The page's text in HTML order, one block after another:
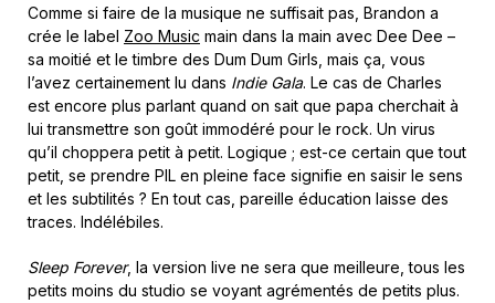
Comme si faire de la musique ne suffisait pas, Brandon a
crée le label Zoo Music main dans la main avec Dee Dee –
sa moitié et le timbre des Dum Dum Girls, mais ça, vous
l’avez certainement lu dans Indie Gala. Le cas de Charles
est encore plus parlant quand on sait que papa cherchait à
lui transmettre son goût immodéré pour le rock. Un virus
qu’il choppera petit à petit. Logique ; est-ce certain que tout
petit, se prendre PIL en pleine face signifie en saisir le sens
et les subtilités ? En tout cas, pareille éducation laisse des
traces. Indélébiles.
Sleep Forever, la version live ne sera que meilleure, tous les
petits moins du studio se voyant agrémentés de petits plus.